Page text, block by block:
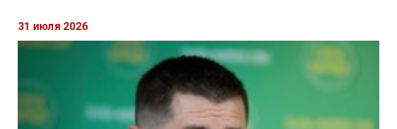
31 июля 2026